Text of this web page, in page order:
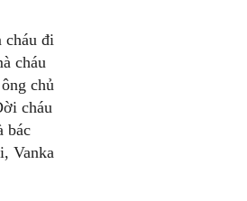
cháu đi
cháu
chủ
cháu
bác
Vanka